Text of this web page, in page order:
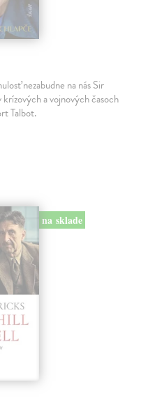
nezabudne na nás Sir
a vojnových časoch
Talbot.
na sklade